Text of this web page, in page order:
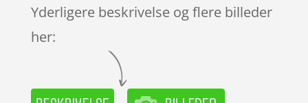
Yderligere beskrivelse og flere billeder
her: